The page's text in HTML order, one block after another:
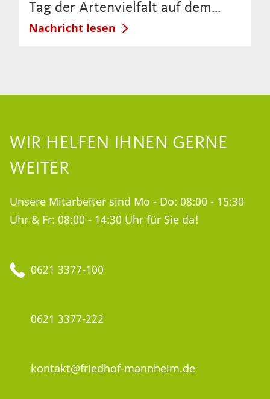
Tag der Artenvielfalt auf dem…
Nachricht lesen
WIR HELFEN IHNEN GERNE
WEITER
Unsere Mitarbeiter sind Mo - Do: 08:00 - 15:30
Uhr & Fr: 08:00 - 14:30 Uhr für Sie da!
0621 3377-100
0621 3377-222
kontakt@friedhof-mannheim.de